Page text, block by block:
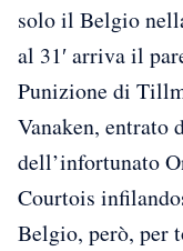
solo il Belgio
al 31′ arriva il
Punizione di
Vanaken, entrato
dell’infortunato
Courtois
Belgio, però, per